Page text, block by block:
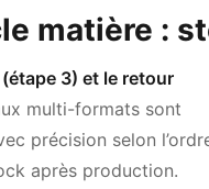
matière :
3) et le retour
multi-formats sont
précision selon
après production.